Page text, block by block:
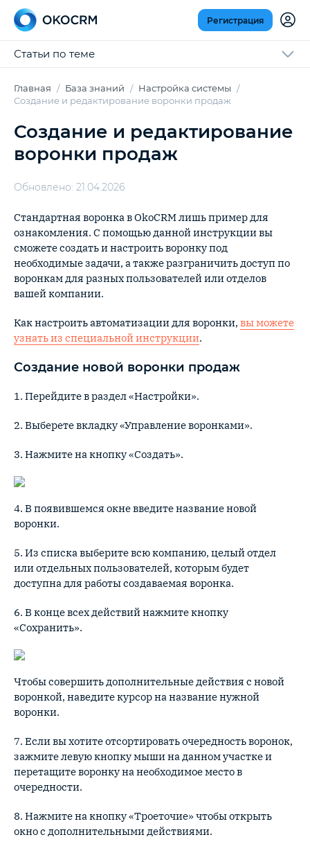
Регистрация
Статьи по теме
Главная База знаний
Настройка системы
Создание и редактирование воронки продаж
Создание и редактирование
воронки продаж
Обновлено: 21.04.2026
Стандартная воронка в OkoCRM лишь пример для
ознакомления. С помощью данной инструкции вы
сможете создать и настроить воронку под
необходимые задачи, а также разграничить доступ по
воронкам для разных пользователей или отделов
вашей компании.
Как настроить автоматизации для воронки, вы можете
узнать из специальной инструкции.
Создание новой воронки продаж
1. Перейдите в раздел «Настройки».
2. Выберете вкладку «Управление воронками».
3. Нажмите на кнопку «Создать».
4. В появившемся окне введите название новой
воронки.
5. Из списка выберите всю компанию, целый отдел
или отдельных пользователей, которым будет
доступна для работы создаваемая воронка.
6. В конце всех действий нажмите кнопку
«Сохранить».
Чтобы совершить дополнительные действия с новой
воронкой, наведите курсор на название нужной
воронки.
7. Если вы хотите отсортировать очередность воронок,
зажмите левую кнопку мыши на данном участке и
перетащите воронку на необходимое место в
очередности.
8. Нажмите на кнопку «Троеточие» чтобы открыть
окно с дополнительными действиями.